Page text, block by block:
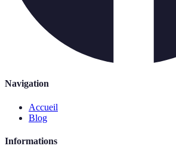
Navigation
Accueil
Blog
Informations